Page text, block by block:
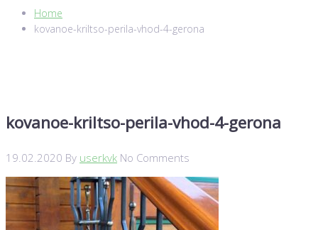
Home
kovanoe-kriltso-perila-vhod-4-gerona
kovanoe-kriltso-perila-vhod-4-gerona
19.02.2020 By userkvk No Comments